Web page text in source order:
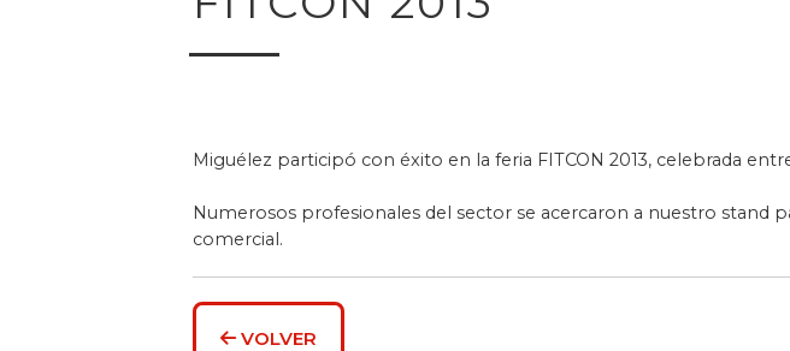
Miguélez participó con éxito en la feria FITCON 2013, celebrada
Numerosos profesionales del sector se acercaron a nuestro stand
comercial.
VOLVER